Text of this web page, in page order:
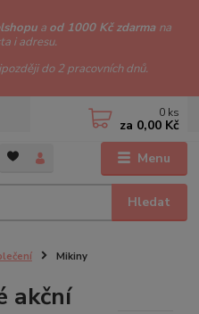
a od 1000 Kč zdarma na
i adresu.
do 2 pracovních dnů.
Menu
Hledat
0 ks
za 0,00 Kč
Mikiny
akční